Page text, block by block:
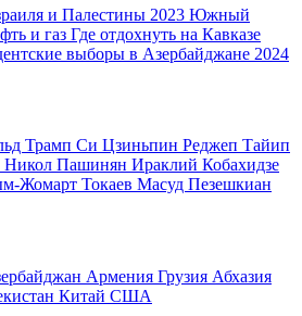
и Палестины 2023 Южный
и газ Где отдохнуть на Кавказе
выборы в Азербайджане 2024
Трамп Си Цзиньпин Реджеп Тайип
Никол Пашинян Ираклий Кобахидзе
Жомарт Токаев Масуд Пезешкиан
Армения Грузия Абхазия
Китай США